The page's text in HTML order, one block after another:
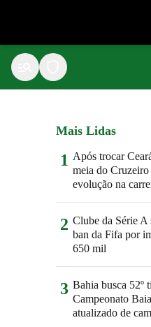
Mais Lidas
1 Após trocar
meia do Cruzeiro
evolução na
2 Clube da Série A
ban da Fifa por
650 mil
3 Bahia busca 52º
Campeonato
atualizado de